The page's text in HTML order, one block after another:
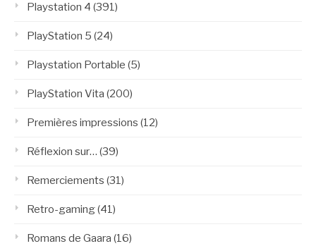
Playstation 4 (391)
PlayStation 5 (24)
Playstation Portable (5)
PlayStation Vita (200)
Premières impressions (12)
Réflexion sur… (39)
Remerciements (31)
Retro-gaming(41)
Romans de Gaara (16)